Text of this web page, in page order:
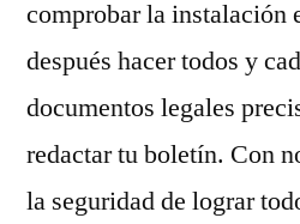
comprobar la instalación
después hacer todos y
documentos legales
redactar tu boletín. Con
la seguridad de lograr